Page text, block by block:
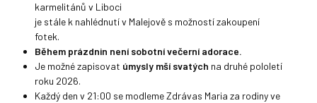
karmelitánů v Liboci
je stále k nahlédnutí v Malejově s možností zakoupení
fotek.
Během prázdnin není sobotní večerní adorace.
Je možné zapisovat úmysly mší svatých na druhé pololetí
roku 2026.
Každý den v 21:00 se modleme Zdrávas Maria za rodiny ve